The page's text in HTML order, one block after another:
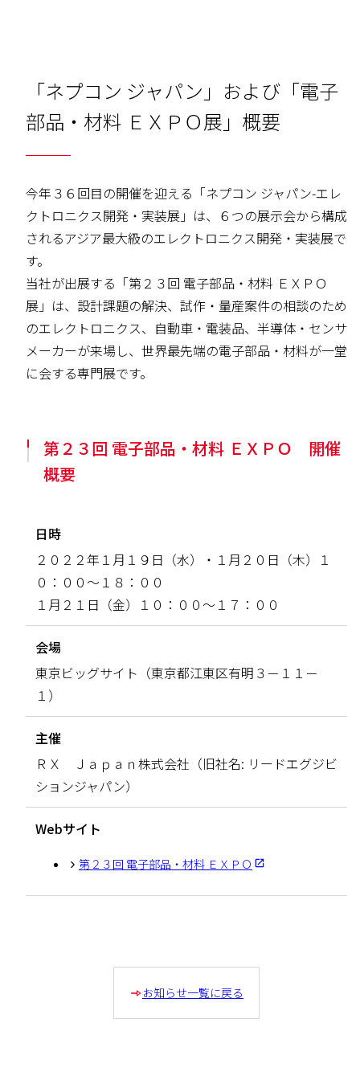
「ネプコン ジャパン」および「電子
部品・材料 ＥＸＰＯ展」概要
今年３６回目の開催を迎える「ネプコン ジャパン-エレ
クトロニクス開発・実装展」は、６つの展示会から構成
されるアジア最大級のエレクトロニクス開発・実装展で
す。
当社が出展する「第２３回 電子部品・材料 ＥＸＰＯ
展」は、設計課題の解決、試作・量産案件の相談のため
のエレクトロニクス、自動車・電装品、半導体・センサ
メーカーが来場し、世界最先端の電子部品・材料が一堂
に会する専門展です。
第２３回 電子部品・材料 ＥＸＰＯ 開催
概要
日時
２０２２年１月１９日（水）・１月２０日（木）１
０：００～１８：００
１月２１日（金）１０：００～１７：００
会場
東京ビッグサイト（東京都江東区有明３－１１－
１）
主催
ＲＸ Ｊａｐａｎ株式会社（旧社名: リードエグジビ
ションジャパン）
Webサイト
第２３回 電子部品・材料 ＥＸＰＯ
お知らせ一覧に戻る